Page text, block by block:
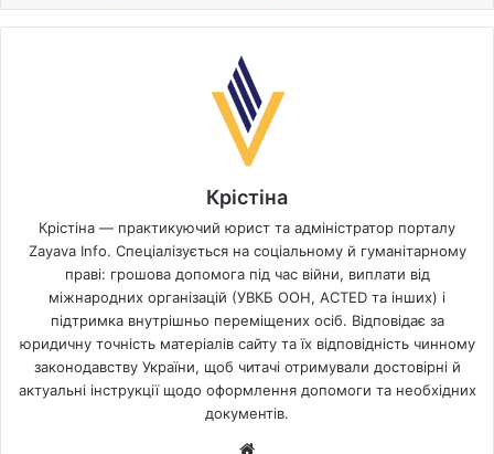
Крістіна
Крістіна — практикуючий юрист та адміністратор порталу
Zayava Info. Спеціалізується на соціальному й гуманітарному
праві: грошова допомога під час війни, виплати від
міжнародних організацій (УВКБ ООН, ACTED та інших) і
підтримка внутрішньо переміщених осіб. Відповідає за
юридичну точність матеріалів сайту та їх відповідність чинному
законодавству України, щоб читачі отримували достовірні й
актуальні інструкції щодо оформлення допомоги та необхідних
документів.